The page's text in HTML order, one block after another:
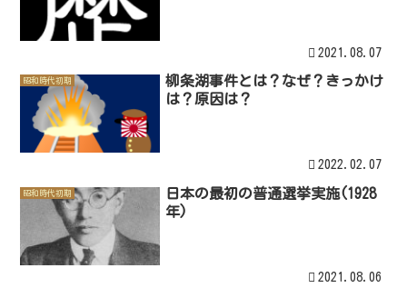
2021.08.07
昭和時代初期
柳条湖事件とは？なぜ？きっかけ
は？原因は？
2022.02.07
昭和時代初期
日本の最初の普通選挙実施(1928
年)
2021.08.06